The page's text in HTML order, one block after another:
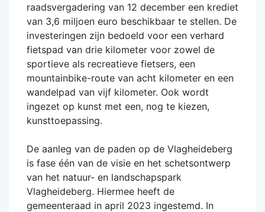
raadsvergadering van 12 december een krediet
van 3,6 miljoen euro beschikbaar te stellen. De
investeringen zijn bedoeld voor een verhard
fietspad van drie kilometer voor zowel de
sportieve als recreatieve fietsers, een
mountainbike-route van acht kilometer en een
wandelpad van vijf kilometer. Ook wordt
ingezet op kunst met een, nog te kiezen,
kunsttoepassing.
De aanleg van de paden op de Vlagheideberg
is fase één van de visie en het schetsontwerp
van het natuur- en landschapspark
Vlagheideberg. Hiermee heeft de
gemeenteraad in april 2023 ingestemd. In